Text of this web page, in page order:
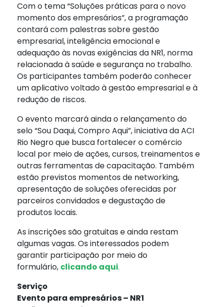
Com o tema “Soluções práticas para o novo
momento dos empresários”, a programação
contará com palestras sobre gestão
empresarial, inteligência emocional e
adequação às novas exigências da NR1, norma
relacionada à saúde e segurança no trabalho.
Os participantes também poderão conhecer
um aplicativo voltado à gestão empresarial e à
redução de riscos.
O evento marcará ainda o relançamento do
selo “Sou Daqui, Compro Aqui”, iniciativa da ACI
Rio Negro que busca fortalecer o comércio
local por meio de ações, cursos, treinamentos e
outras ferramentas de capacitação. Também
estão previstos momentos de networking,
apresentação de soluções oferecidas por
parceiros convidados e degustação de
produtos locais.
As inscrições são gratuitas e ainda restam
algumas vagas. Os interessados podem
garantir participação por meio do
formulário, clicando aqui.
Serviço
Evento para empresários – NR1